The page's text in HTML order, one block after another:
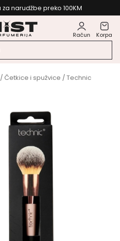
narudžbe preko 100KM
Račun Korpa
/Četkice i spužvice / Technic